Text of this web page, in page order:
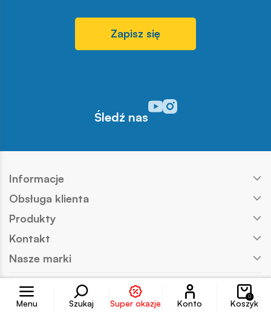
Menu Szukaj Super okazje
Konto
Konto
0
Koszyk
Zapisz się
Śledź nas
Odwiedź nasz profil w
Odwiedź nasz profil w
Informacje
Obsługa klienta
Produkty
Kontakt
Nasze marki
Copyright © COBI SA Realizacja: Ideo